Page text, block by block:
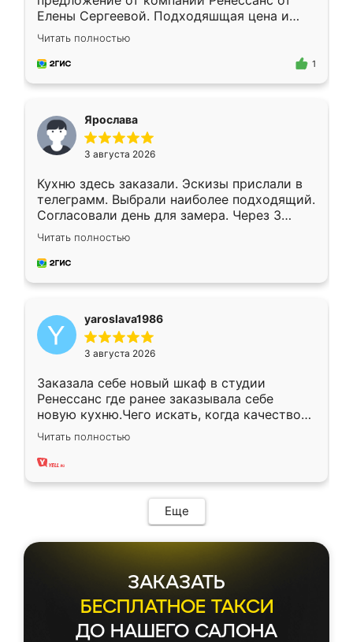
Елены Сергеевой. Подходяшщая цена и
короткие сроки изготовления. Приехавший
для замера сотрудник Владислав
предложил по моему эскизу самый
Читать полностью
1
Ярослава
3 августа 2026
Кухню здесь заказали. Эскизы прислали в
телеграмм. Выбрали наиболее подходящий.
Согласовали день для замера. Через 3
недели кухня была уже готова. Остались
довольны работой. Спасибо Ренессанс
мебель за качественную работу!
Читать полностью
yaroslava1986
3 августа 2026
Заказала себе новый шкаф в студии
Ренессанс где ранее заказывала себе
новую кухню.Чего искать, когда качеством
вполне довольна. Служит кухня уже почти
два года, нареканий нет.
Читать полностью
Еще
ЗАКАЗАТЬ
БЕСПЛАТНОЕ ТАКСИ
ДО НАШЕГО САЛОНА